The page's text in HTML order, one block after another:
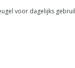
voor dagelijks